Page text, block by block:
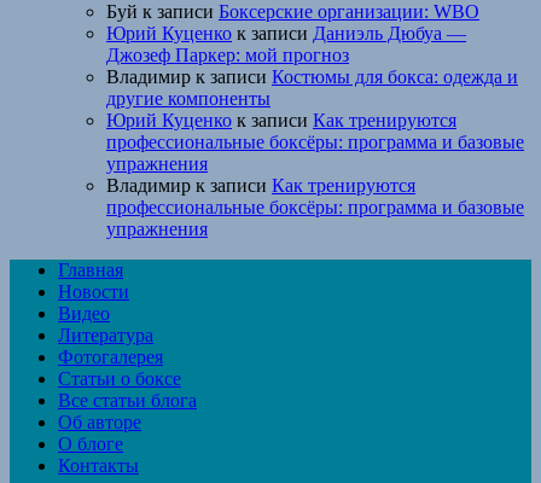
Буй к записи Боксерские организации: WBO
Юрий Куценко к записи Даниэль Дюбуа —
Джозеф Паркер: мой прогноз
Владимир к записи Костюмы для бокса: одежда и
другие компоненты
Юрий Куценко к записи Как тренируются
профессиональные боксёры: программа и базовые
упражнения
Владимир к записи Как тренируются
профессиональные боксёры: программа и базовые
упражнения
Главная
Новости
Видео
Литература
Фотогалерея
Статьи о боксе
Все статьи блога
Об авторе
О блоге
Контакты